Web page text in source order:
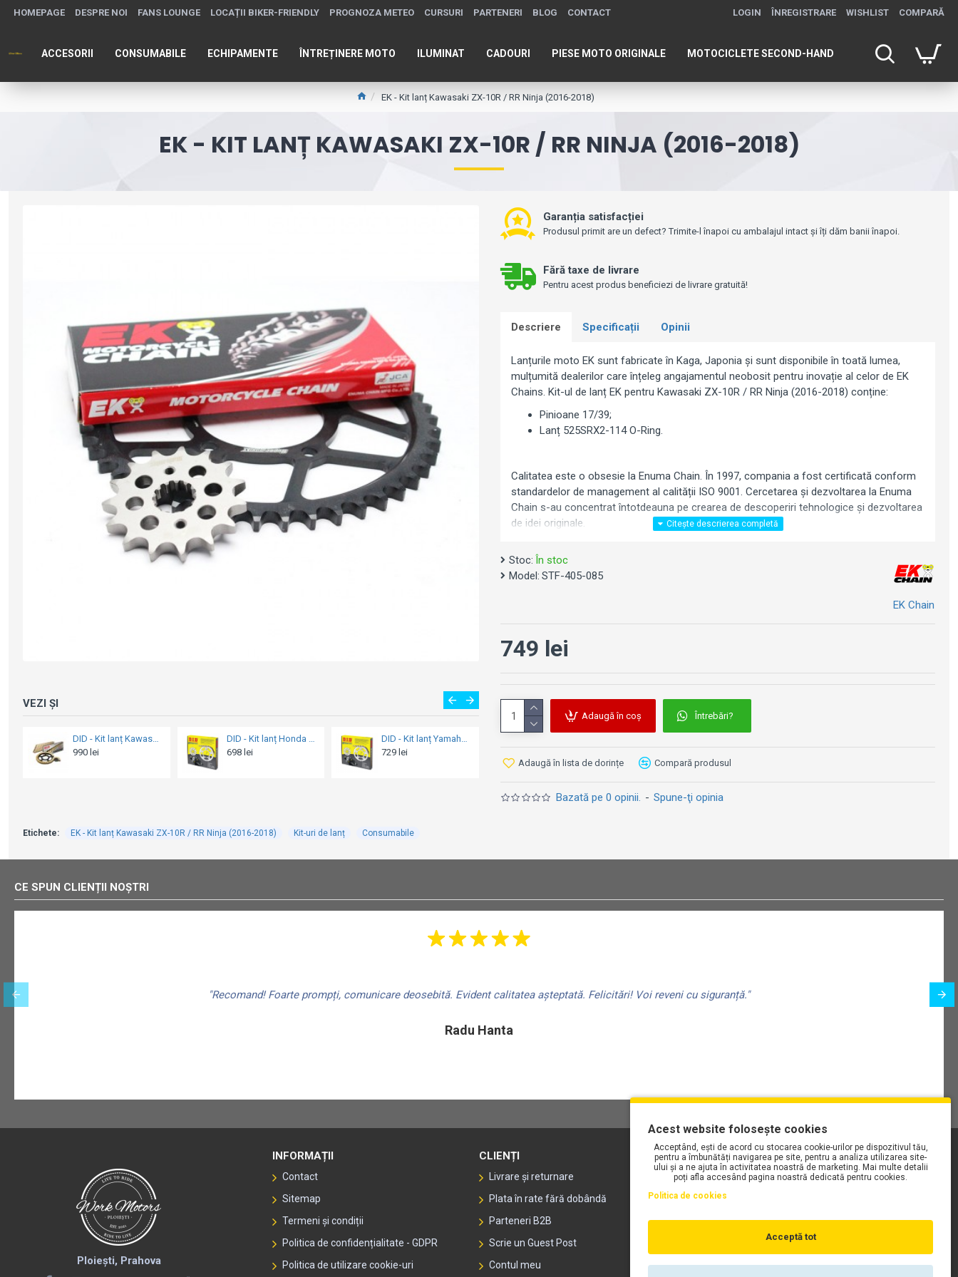
HOMEPAGE DESPRE NOI FANS LOUNGE LOCAȚII BIKER-FRIENDLY PROGNOZA METEO CURSURI PARTENERI BLOG CONTACT LOGIN ÎNREGISTRARE WISHLIST COMPARĂ
ACCESORII CONSUMABILE ECHIPAMENTE ÎNTREȚINERE MOTO ILUMINAT CADOURI PIESE MOTO ORIGINALE MOTOCICLETE SECOND-HAND
EK - Kit lanț Kawasaki ZX-10R / RR Ninja (2016-2018)
EK - KIT LANȚ KAWASAKI ZX-10R / RR NINJA (2016-2018)
VEZI ȘI
DID - Kit lanț Honda CBR 1000RR 2006-2007 [lanț Gold]
DID - Kit lanț Yamaha YZF-R6 '03 - conversie 530 [lanț Gold]
DID - Kit lanț Yamaha YZF-R1 ZVM-X Series 2015-2017 (lanț Gold)
Fără taxe de livrare
Pentru acest produs beneficiezi de livrare gratuită!
Garanția satisfacției
Produsul primit are un defect? Trimite-l înapoi cu ambalajul intact și îți dăm banii înapoi.
Descriere Specificații Opinii
Lanțurile moto EK sunt fabricate în Kaga, Japonia și sunt disponibile în toată lumea,
mulțumită dealerilor care înțeleg angajamentul neobosit pentru inovație al celor de EK
Chains. Kit-ul de lanț EK pentru Kawasaki ZX-10R / RR Ninja (2016-2018) conține:
Pinioane 17/39;
Lanț 525SRX2-114 O-Ring.
Calitatea este o obsesie la Enuma Chain. În 1997, compania a fost certificată conform
standardelor de management al calității ISO 9001. Cercetarea și dezvoltarea la Enuma
Chain s-au concentrat întotdeauna pe crearea de descoperiri tehnologice și dezvoltarea
de idei originale.
Notă: Imaginea este cu titlu de prezentare. Kit-ul de potrivește la:
Stoc: În stoc
Model: STF-405-085
EK Chain
Bazată pe 0 opinii. - Spune-ţi opinia
749 lei
Adaugă în coș Întrebări?
Adaugă în lista de dorințe Compară produsul
Etichete: EK - Kit lanț Kawasaki ZX-10R / RR Ninja (2016-2018) Kit-uri de lanț Consumabile
CE SPUN CLIENȚII NOȘTRI
"Recomand! Foarte prompți, comunicare deosebită. Evident calitatea așteptată. Felicitări! Voi reveni cu siguranță."
Radu Hanta
Ploiești, Prahova
INFORMAȚII
Contact
Sitemap
Termeni și condiții
Politica de confidențialitate - GDPR
Politica de utilizare cookie-uri
CLIENȚI
Livrare și returnare
Plata în rate fără dobândă
Parteneri B2B
Scrie un Guest Post
Contul meu
PLAYLIST-UL WORK MOTORS PE SPOTIFY
Acest website folosește cookies
Acceptând, ești de acord cu stocarea cookie-urilor pe dispozitivul tău,
pentru a îmbunătăți navigarea pe site, pentru a analiza utilizarea site-
ului și a ne ajuta în activitatea noastră de marketing. Mai multe detalii
poți afla accesând pagina noastră dedicată pentru cookies.
Politica de cookies
Acceptă tot